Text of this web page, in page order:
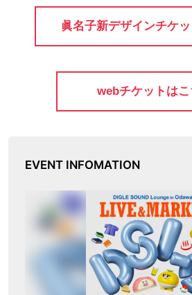
眞名子新デザインチケ
webチケットはこ
EVENT INFOMATION